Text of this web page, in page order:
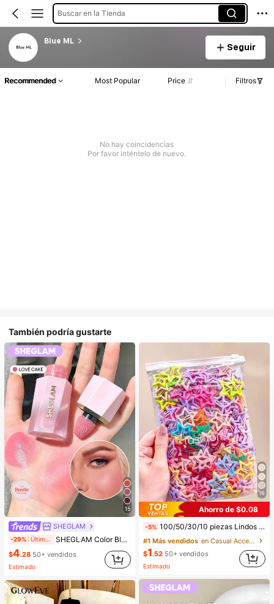
Buscar en la Tienda
Blue ML
Seguir
Recommended Most Popular Price Filtros
No hay coincidencias
Por favor inténtelo de nuevo.
También podría gustarte
15
SHEGLAM
-29% Últimos 2 días SHEGLAM Color Bloom Rubor LíQuido Acabado Mate-Love Cake Colorete Marca De Belleza CosméTica Maquillaje Para Mujeres Y NiñAs
$4.28 50+ vendidos
Estimado
16
Ahorro de $0.08
-5% 100/50/30/10 piezas Lindos clips de estrella de cinco puntas estilo Y2K, clips de cabello coloridos, accesorios básicos para el cabello - Adecuados para niñas, uso diario en la escuela, fiestas, deportes, estética
#1 Más vendidos
en Casual Accesorios para el cabello de las mujere
$1.52 50+ vendidos
Estimado